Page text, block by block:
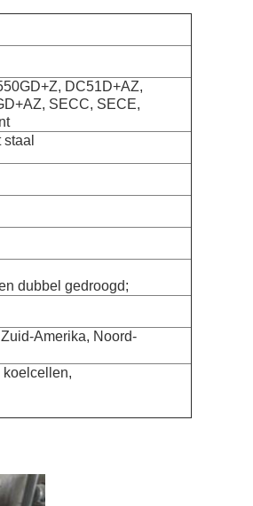
DC51D+AZ,
SECC, SECE,
dubbel gedroogd;
Amerika, Noord-
koelcellen,